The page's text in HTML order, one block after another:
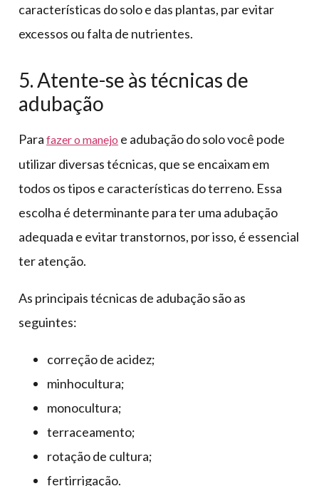
características do solo e das plantas, par evitar
excessos ou falta de nutrientes.
5. Atente-se às técnicas de
adubação
Para fazer o manejo e adubação do solo você pode
utilizar diversas técnicas, que se encaixam em
todos os tipos e características do terreno. Essa
escolha é determinante para ter uma adubação
adequada e evitar transtornos, por isso, é essencial
ter atenção.
As principais técnicas de adubação são as
seguintes:
correção de acidez;
minhocultura;
monocultura;
terraceamento;
rotação de cultura;
fertirrigação.